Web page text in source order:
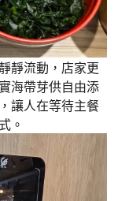
靜流動，店家更
海帶芽供自由添
讓人在等待主餐
。